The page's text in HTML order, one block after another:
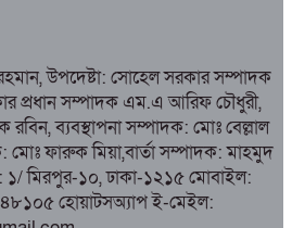
উপদেষ্টা: সোহেল সরকার সম্পাদক
প্রধান সম্পাদক এম.এ আরিফ চৌধুরী,
ব্যবস্থাপনা সম্পাদক: মোঃ বেল্লাল
মোঃ ফারুক মিয়া,বার্তা সম্পাদক: মাহমুদ
১/ মিরপুর-১০, ঢাকা-১২১৫ মোবাইল:
হোয়াটসঅ্যাপ ই-মেইল: